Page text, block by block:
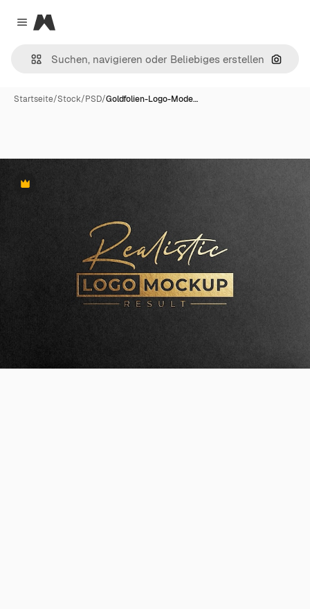
Close menu
Magnific
Nach
Startseite/Stock/PSD/Goldfolien-Logo-Mode…
Premium